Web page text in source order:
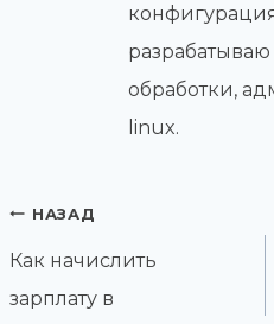
обработки,
linux.
Навигация
по
записям
НАЗАД
Как начислить
зарплату в